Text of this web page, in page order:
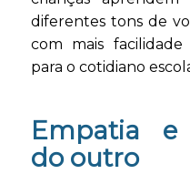
diferentes tons de
com mais facilidade
para o cotidiano
Empatia e
do outro